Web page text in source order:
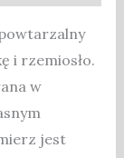
i rzemiosło.
w
jest